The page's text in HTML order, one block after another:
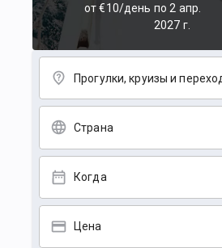
от €10/день по 2 апр.
2027 г.
Прогулки, круизы и
Страна
Когда
Цена